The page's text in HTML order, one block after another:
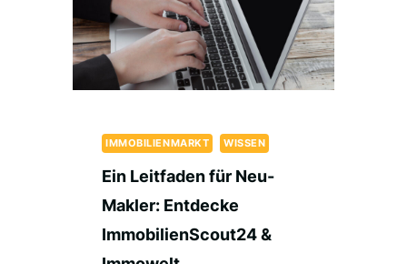
IN
DEUTSCHLAND
UND
WARUM
NESTIQ
FÜR
WICHTIG
HÄLT
IMMOBILIENMARKT WISSEN
Ein Leitfaden für Neu-
Makler: Entdecke
ImmobilienScout24 &